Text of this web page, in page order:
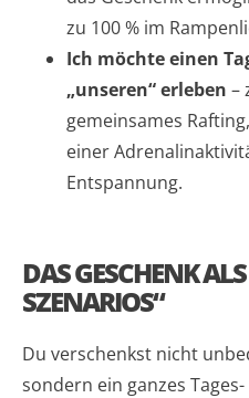
zu 100 % im
Ich möchte einen
„unseren“ erleben –
gemeinsames
einer
Entspannung.
DAS GESCHENK
SZENARIOS“
Du verschenkst nicht
sondern ein ganzes